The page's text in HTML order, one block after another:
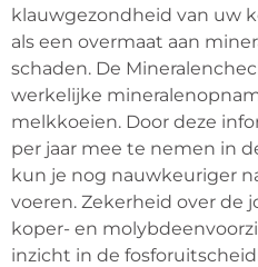
klauwgezondheid van uw
als een overmaat aan
schaden. De
werkelijke
melkkoeien. Door deze
per jaar mee te nemen in
kun je nog nauwkeuriger
voeren. Zekerheid over de
koper- en
inzicht in de